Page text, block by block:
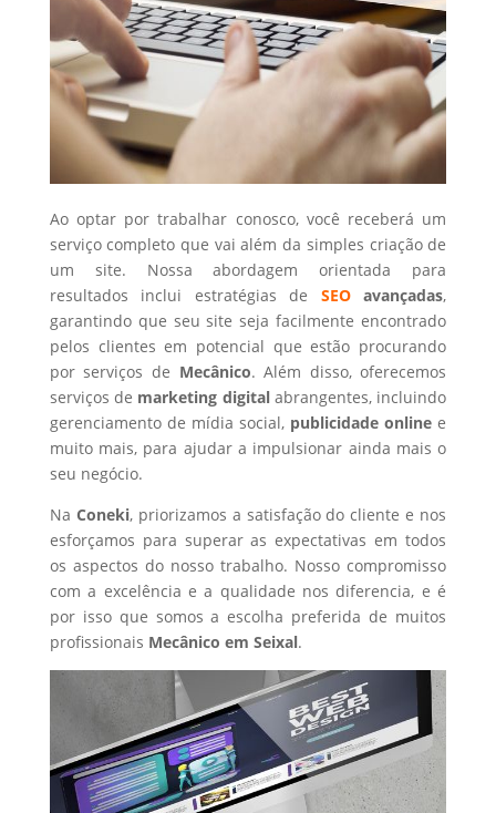
Ao optar por trabalhar conosco, você receberá um
serviço completo que vai além da simples criação de
um site. Nossa abordagem orientada para
resultados inclui estratégias de SEOavançadas,
garantindo que seu site seja facilmente encontrado
pelos clientes em potencial que estão procurando
por serviços de Mecânico. Além disso, oferecemos
serviços de marketing digital abrangentes, incluindo
gerenciamento de mídia social, publicidade online e
muito mais, para ajudar a impulsionar ainda mais o
seu negócio.
Na Coneki, priorizamos a satisfação do cliente e nos
esforçamos para superar as expectativas em todos
os aspectos do nosso trabalho. Nosso compromisso
com a excelência e a qualidade nos diferencia, e é
por isso que somos a escolha preferida de muitos
profissionais Mecânico em Seixal.